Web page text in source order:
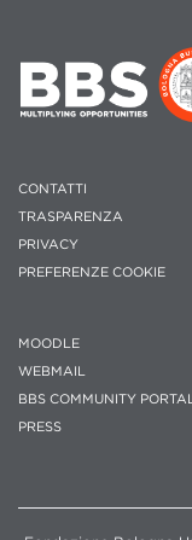
CONTATTI
TRASPARENZA
PRIVACY
PREFERENZE COOKIE
MOODLE
WEBMAIL
BBS COMMUNITY PORTAL
PRESS